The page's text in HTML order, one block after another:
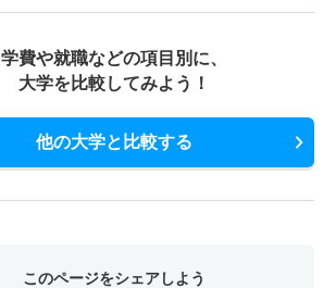
学費や就職などの項目別に、
大学を比較してみよう！
他の大学と比較する
このページをシェアしよう